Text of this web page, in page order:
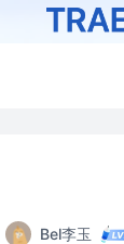
Bel李玉